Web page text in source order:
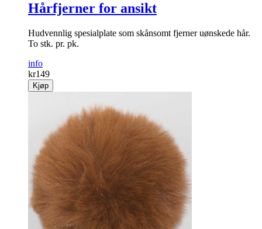
Hårfjerner for ansikt
Hud­vennlig spesial­plate som skånsomt fjerner uønskede hår.
To stk. pr. pk.
info
kr149
Kjøp